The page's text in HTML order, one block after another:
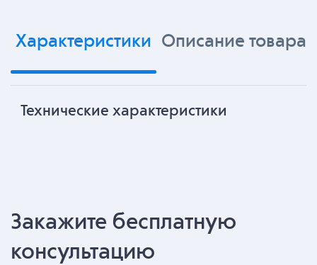
Характеристики Описание товара
Технические характеристики
Закажите бесплатную
консультацию